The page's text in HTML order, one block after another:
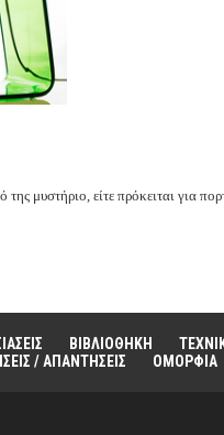
μυστήριο, είτε πρόκειται για
ΒΙΒΛΙΟΘΗΚΗ
/ ΑΠΑΝΤΗΣΕΙΣ ΟΜΟΡΦΙΑ